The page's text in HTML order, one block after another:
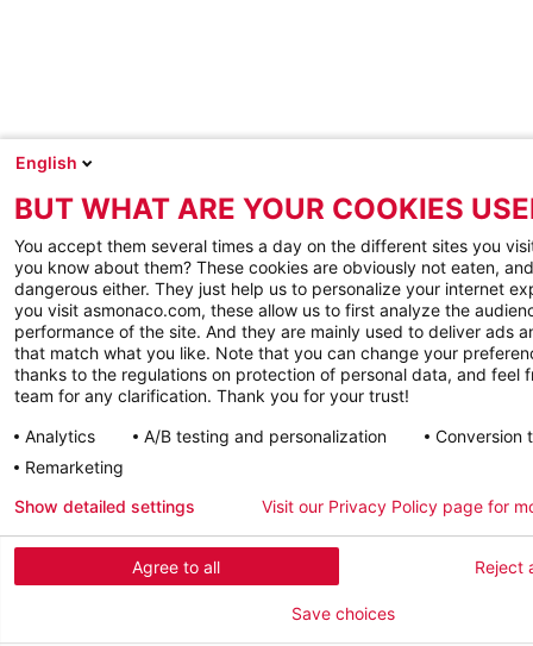
English
BUT WHAT ARE YOUR COOKIES
You accept them several times a day on the different sites you
you know about them? These cookies are obviously not eaten,
dangerous either. They just help us to personalize your internet
you visit asmonaco.com, these allow us to first analyze the
performance of the site. And they are mainly used to deliver ads
that match what you like. Note that you can change your
thanks to the regulations on protection of personal data, and feel
team for any clarification. Thank you for your trust!
Analytics
A/B testing and personalization
Conversion
Remarketing
Agree to all Reject
Show detailed settings Visit our Privacy Policy page for
Save choices